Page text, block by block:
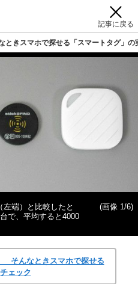
記事に戻る
きスマホで探せる「スマートタグ」の
端）と比較したと
で、平均すると4000
(画像 1/6)
そんなときスマホで探せる
ェック